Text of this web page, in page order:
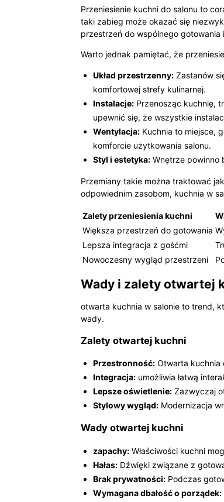
Przeniesienie kuchni do salonu to
taki zabieg może okazać się
przestrzeń do wspólnego gotowania
Warto jednak pamiętać, że
Układ przestrzenny: Zastanów
komfortowej strefy kulinarnej.
Instalacje: Przenosząc kuchnię,
upewnić się, że wszystkie
Wentylacja: Kuchnia to miejsce,
komforcie użytkowania salonu.
Styl i estetyka: Wnętrze powinno
Przemiany takie można traktować
odpowiednim zasobom, kuchnia w
Zalety przeniesienia kuchni
Większa przestrzeń do gotowania
Lepsza integracja z gośćmi
Nowoczesny wygląd przestrzeni
Wady i zalety otwartej
otwarta kuchnia w salonie to trend,
wady.
Zalety otwartej kuchni
Przestronność: Otwarta kuchnia
Integracja: umożliwia łatwą
Lepsze oświetlenie: Zazwyczaj
Stylowy wygląd: Modernizacja
Wady otwartej kuchni
zapachy: Właściwości kuchni
Hałas: Dźwięki związane z
Brak prywatności: Podczas
Wymagana dbałość o porządek: